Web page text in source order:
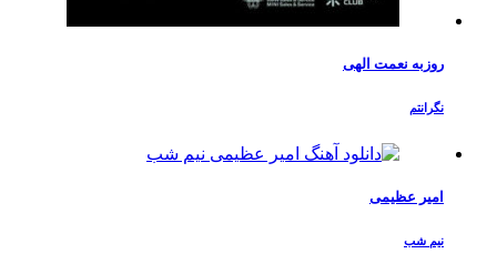
روزبه نعمت الهی
نگرانتم
امیر عظیمی
نیم شب